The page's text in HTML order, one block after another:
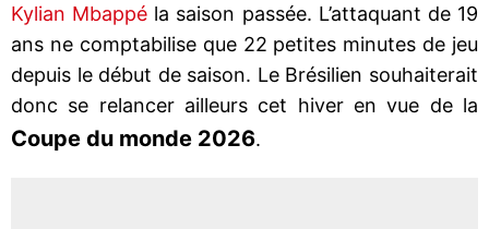
Kylian Mbappé la saison passée. L’attaquant de 19
ans ne comptabilise que 22 petites minutes de jeu
depuis le début de saison. Le Brésilien souhaiterait
donc se relancer ailleurs cet hiver en vue de la
Coupe du monde 2026.